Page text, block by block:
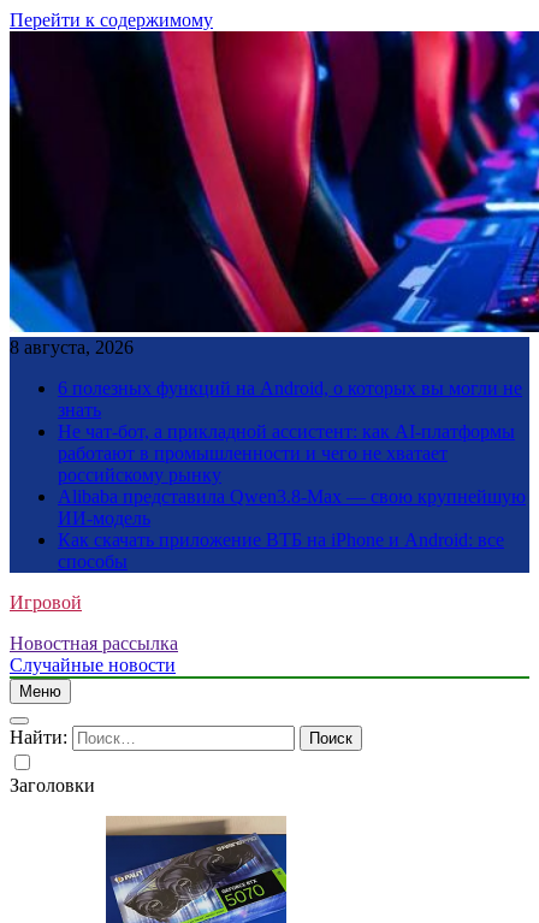
Перейти к содержимому
8 августа, 2026
6 полезных функций на Android, о которых вы могли не
знать
Не чат-бот, а прикладной ассистент: как AI-платформы
работают в промышленности и чего не хватает
российскому рынку
Alibaba представила Qwen3.8-Max — свою крупнейшую
ИИ-модель
Как скачать приложение ВТБ на iPhone и Android: все
способы
Игровой
Новостная рассылка
Случайные новости
Меню
Найти:
Заголовки